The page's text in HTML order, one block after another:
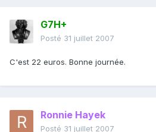
G7H+
Posté 31 juillet 2007
C'est 22 euros. Bonne journée.
Ronnie Hayek
Posté 31 juillet 2007